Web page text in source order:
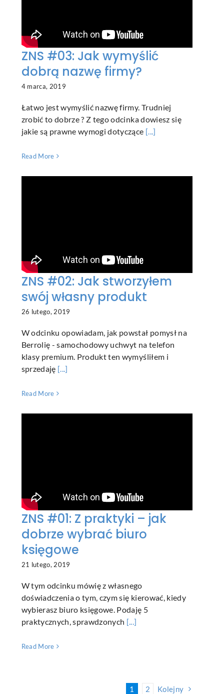
ZNS #03: Jak wymyślić
dobrą nazwę firmy?
4 marca, 2019
Łatwo jest wymyślić nazwę firmy. Trudniej
zrobić to dobrze ? Z tego odcinka dowiesz się
jakie są prawne wymogi dotyczące [...]
Read More
ZNS #02: Jak stworzyłem
swój własny produkt
26 lutego, 2019
W odcinku opowiadam, jak powstał pomysł na
Berrolię - samochodowy uchwyt na telefon
klasy premium. Produkt ten wymyśliłem i
sprzedaję [...]
Read More
ZNS #01: Z praktyki – jak
dobrze wybrać biuro
księgowe
21 lutego, 2019
W tym odcinku mówię z własnego
doświadczenia o tym, czym się kierować, kiedy
wybierasz biuro księgowe. Podaję 5
praktycznych, sprawdzonych [...]
Read More
1 2 Kolejny